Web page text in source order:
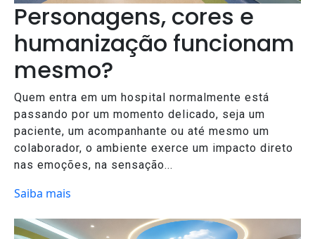
Personagens, cores e
humanização funcionam
mesmo?
Quem entra em um hospital normalmente está
passando por um momento delicado, seja um
paciente, um acompanhante ou até mesmo um
colaborador, o ambiente exerce um impacto direto
nas emoções, na sensação...
Saiba mais